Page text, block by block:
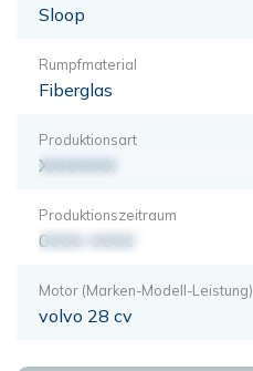
Sloop
Rumpfmaterial
Fiberglas
Produktionsart
XXXXXXX
Produktionszeitraum
0000-0000
Motor (Marken-Modell-Leistung)
volvo 28 cv